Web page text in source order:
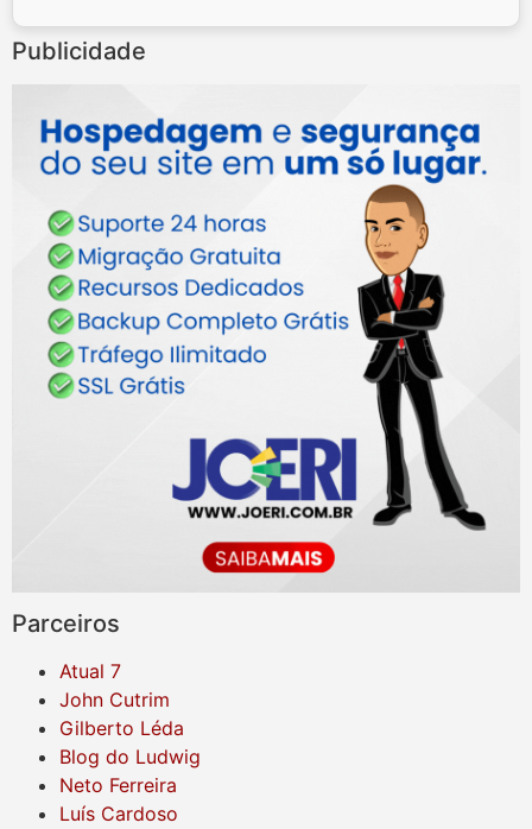
Publicidade
Parceiros
Atual 7
John Cutrim
Gilberto Léda
Blog do Ludwig
Neto Ferreira
Luís Cardoso